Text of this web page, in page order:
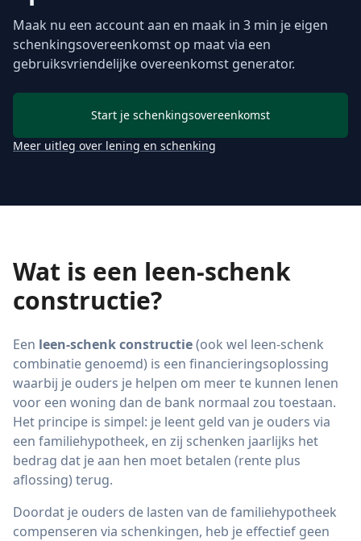
Maak nu een account aan en maak in 3 min je eigen
schenkingsovereenkomst op maat via een
gebruiksvriendelijke overeenkomst generator.
Start je schenkingsovereenkomst
Meer uitleg over lening en schenking
Wat is een leen-schenk
constructie?
Een leen-schenk constructie(ook wel leen-schenk
combinatie genoemd) is een financieringsoplossing
waarbij je ouders je helpen om meer te kunnen lenen
voor een woning dan de bank normaal zou toestaan.
Het principe is simpel: je leent geld van je ouders via
een familiehypotheek, en zij schenken jaarlijks het
bedrag dat je aan hen moet betalen (rente plus
aflossing) terug.
Doordat je ouders de lasten van de familiehypotheek
compenseren via schenkingen, heb je effectief geen